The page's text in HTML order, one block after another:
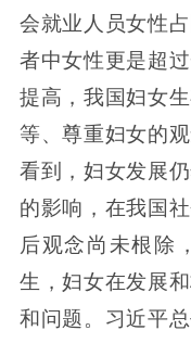
会就业人员女性
者中女性更是超
提高，我国妇女
等、尊重妇女的
看到，妇女发展
的影响，在我国
后观念尚未根除
生，妇女在发展
和问题。习近平